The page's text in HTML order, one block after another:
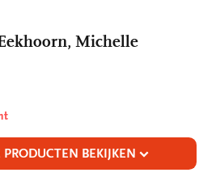
Michelle
PRODUCTEN BEKIJKEN